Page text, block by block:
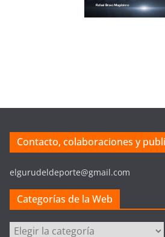
Contacto, colaboraciones y
elgurudeldeporte@gmail.com
Categorías de la Web